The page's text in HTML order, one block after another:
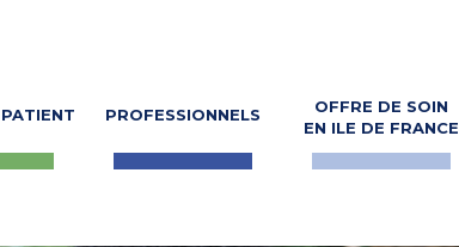
PROFESSIONNELS
OFFRE DE SOIN
EN ILE DE FRANCE